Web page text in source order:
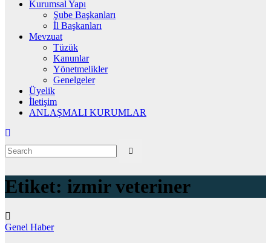
Kurumsal Yapı
Şube Başkanları
İl Başkanları
Mevzuat
Tüzük
Kanunlar
Yönetmelikler
Genelgeler
Üyelik
İletişim
ANLAŞMALI KURUMLAR
Etiket: izmir veteriner
Genel Haber